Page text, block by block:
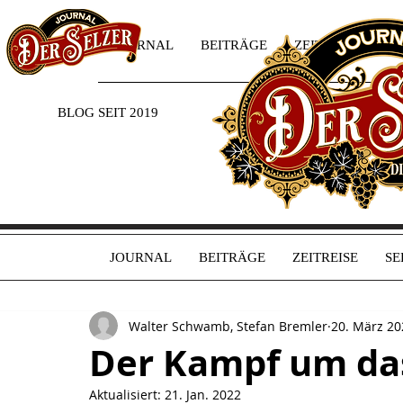
JOURNAL BEITRÄGE ZEITREISE
JOURNAL BEITRÄGE ZEITREISE
BLOG SEIT 2019
Der Kampf um
Walter Schwamb, Stefan Bremler 20. März
Aktualisiert: 21. Jan. 2022